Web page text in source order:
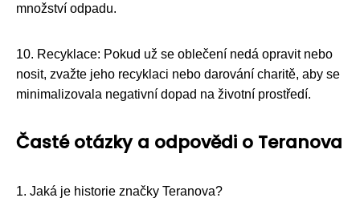
množství odpadu.
10. Recyklace: Pokud už se oblečení nedá opravit nebo
nosit, zvažte jeho recyklaci nebo darování charitě, aby se
minimalizovala negativní dopad na životní prostředí.
Časté otázky a odpovědi o Teranova
1. Jaká je historie značky Teranova?